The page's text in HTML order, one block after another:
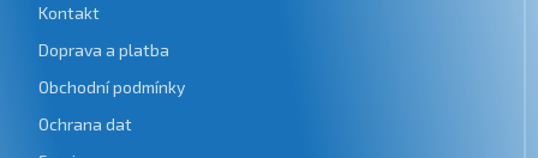
Kontakt
Doprava a platba
Obchodní podmínky
Ochrana dat